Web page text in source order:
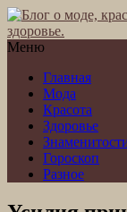
здоровье.
Меню
Главная
Мода
Красота
Здоровье
Гороскоп
Разное